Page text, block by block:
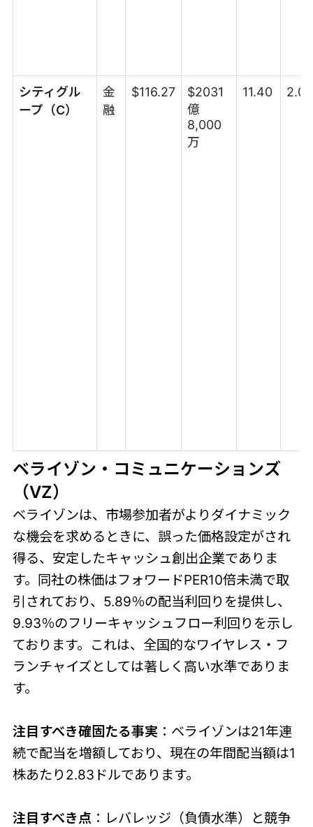
シティグル
ープ（C）
金
融
$116.27
$2031
億
8,000
万
11.40
ベライゾン・コミュニケーションズ
（VZ）
ベライゾンは、市場参加者がよりダイナミック
な機会を求めるときに、誤った価格設定がされ
得る、安定したキャッシュ創出企業でありま
す。同社の株価はフォワードPER10倍未満で取
引されており、5.89％の配当利回りを提供し、
9.93％のフリーキャッシュフロー利回りを示し
ております。これは、全国的なワイヤレス・フ
ランチャイズとしては著しく高い水準でありま
す。
注目すべき確固たる事実 ：ベライゾンは21年連
続で配当を増額しており、現在の年間配当額は1
株あたり2.83ドルであります。
注目すべき点 ：レバレッジ（負債水準）と競争